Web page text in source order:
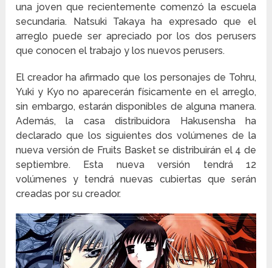
una joven que recientemente comenzó la escuela
secundaria. Natsuki Takaya ha expresado que el
arreglo puede ser apreciado por los dos perusers
que conocen el trabajo y los nuevos perusers.
El creador ha afirmado que los personajes de Tohru,
Yuki y Kyo no aparecerán físicamente en el arreglo,
sin embargo, estarán disponibles de alguna manera.
Además, la casa distribuidora Hakusensha ha
declarado que los siguientes dos volúmenes de la
nueva versión de Fruits Basket se distribuirán el 4 de
septiembre. Esta nueva versión tendrá 12
volúmenes y tendrá nuevas cubiertas que serán
creadas por su creador.